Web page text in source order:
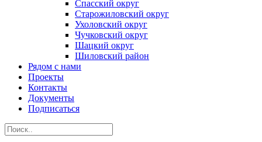
Спасский округ
Старожиловский округ
Ухоловский округ
Чучковский округ
Шацкий округ
Шиловский район
Рядом с нами
Проекты
Контакты
Документы
Подписаться